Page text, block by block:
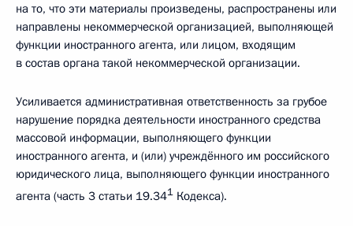
на то, что эти материалы произведены, распространены или
направлены некоммерческой организацией, выполняющей
функции иностранного агента, или лицом, входящим
в состав органа такой некоммерческой организации.
Усиливается административная ответственность за грубое
нарушение порядка деятельности иностранного средства
массовой информации, выполняющего функции
иностранного агента, и (или) учреждённого им российского
юридического лица, выполняющего функции иностранного
агента (часть 3 статьи 19.341 Кодекса).